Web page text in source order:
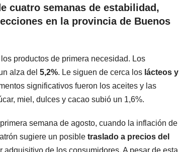
cuatro semanas de estabilidad,
en la provincia de Buenos
productos de primera necesidad. Los
alza del 5,2%. Le siguen de cerca los lácteos y
significativos fueron los aceites y las
miel, dulces y cacao subió un 1,6%.
semana de agosto, cuando la inflación de
sugiere un posible traslado a precios del
de los consumidores. A pesar de esta